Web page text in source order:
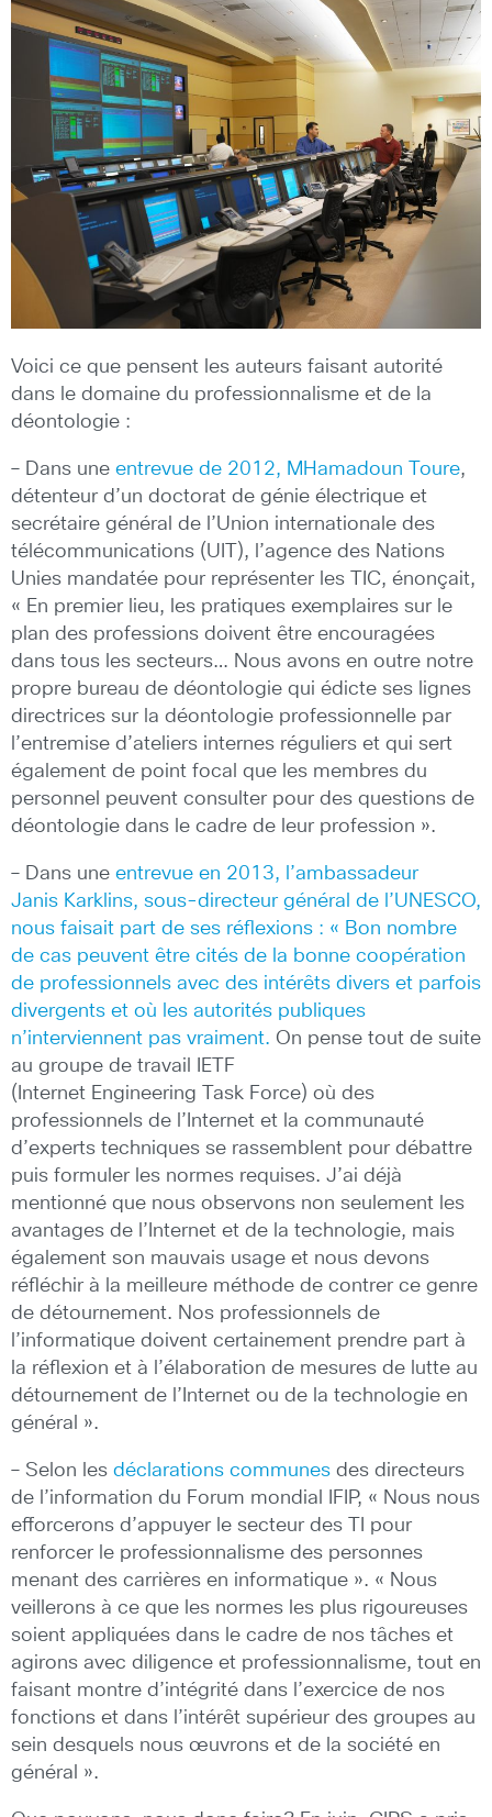
Voici ce que pensent les auteurs faisant autorité
dans le domaine du professionnalisme et de la
déontologie :
– Dans une entrevue de 2012, M Hamadoun Toure,
détenteur d’un doctorat de génie électrique et
secrétaire général de l’Union internationale des
télécommunications (UIT), l’agence des Nations
Unies mandatée pour représenter les TIC, énonçait,
« En premier lieu, les pratiques exemplaires sur le
plan des professions doivent être encouragées
dans tous les secteurs… Nous avons en outre notre
propre bureau de déontologie qui édicte ses lignes
directrices sur la déontologie professionnelle par
l’entremise d’ateliers internes réguliers et qui sert
également de point focal que les membres du
personnel peuvent consulter pour des questions de
déontologie dans le cadre de leur profession ».
– Dans une entrevue en 2013,
l’ambassadeur
Janis Karklins, sous-directeur général de l’UNESCO,
nous faisait part de ses réflexions : « Bon nombre
de cas peuvent être cités de la bonne coopération
de professionnels avec des intérêts divers et parfois
divergents et où les autorités publiques
n’interviennent pas vraiment. On pense tout de suite
au groupe de travail IETF
(Internet Engineering Task Force) où des
professionnels de l’Internet et la communauté
d’experts techniques se rassemblent pour débattre
puis formuler les normes requises. J’ai déjà
mentionné que nous observons non seulement les
avantages de l’Internet et de la technologie, mais
également son mauvais usage et nous devons
réfléchir à la meilleure méthode de contrer ce genre
de détournement. Nos professionnels de
l’informatique doivent certainement prendre part à
la réflexion et à l’élaboration de mesures de lutte au
détournement de l’Internet ou de la technologie en
général ».
– Selon les déclarations communes des directeurs
de l’information du Forum mondial IFIP, « Nous nous
efforcerons d’appuyer le secteur des TI pour
renforcer le professionnalisme des personnes
menant des carrières en informatique ». « Nous
veillerons à ce que les normes les plus rigoureuses
soient appliquées dans le cadre de nos tâches et
agirons avec diligence et professionnalisme, tout en
faisant montre d’intégrité dans l’exercice de nos
fonctions et dans l’intérêt supérieur des groupes au
sein desquels nous œuvrons et de la société en
général ».